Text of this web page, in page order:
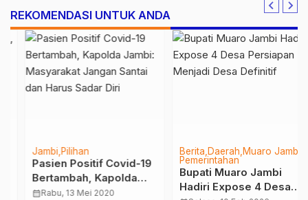
REKOMENDASI UNTUK ANDA
Jambi Pilihan
Pasien Positif Covid-19
Bertambah, Kapolda
Jambi: Masyarakat
Rabu, 13 Mei 2020
Berita Daerah Muaro Jambi
Pemerintahan
Bupati Muaro Jambi
Hadiri Expose 4 Desa